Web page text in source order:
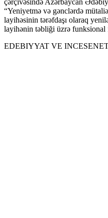
çərçivəsində Azərbaycan
“Yeniyetmə və gənclərdə
layihəsinin tərəfdaşı olaraq
layihənin təbliği üzrə funksional
EDEBIYYAT VE